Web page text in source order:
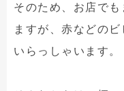
そのため、お店で
ますが、赤などの
いらっしゃいます。